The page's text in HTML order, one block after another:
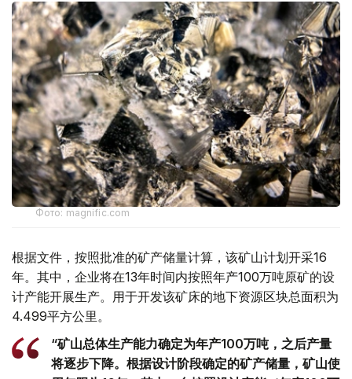
Фото: magnific.com
根据文件，按照批准的矿产储量计算，该矿山计划开采16
年。其中，企业将在13年时间内按照年产100万吨原矿的设
计产能开展生产。用于开发该矿床的地下资源区块总面积为
4.499平方公里。
“矿山总体生产能力确定为年产100万吨，之后产量
将逐步下降。根据设计阶段确定的矿产储量，矿山使